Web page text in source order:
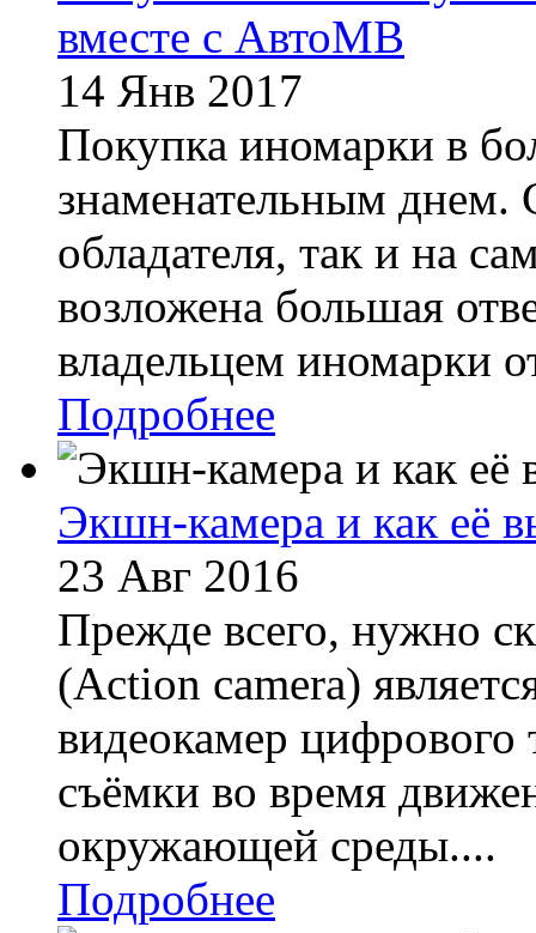
вместе с АвтоМВ
14 Янв 2017
Покупка иномарки в
знаменательным днем.
обладателя, так и на
возложена большая
владельцем иномарки
Подробнее
Экшн-камера и как её
23 Авг 2016
Прежде всего, нужно
(Action camera)
видеокамер цифрового
съёмки во время
окружающей среды....
Подробнее